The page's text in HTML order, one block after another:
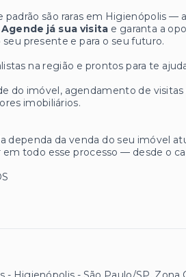
padrão são raras em Higienópolis
Agende já sua visita e garanta a
seu presente e para o seu futuro.
na região e prontos para te
do imóvel, agendamento de
imobiliários.
dependa da venda do seu imóvel
em todo esse processo — desde o